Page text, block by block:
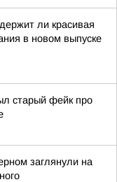
ли красивая
в новом выпуске
старый фейк про
заглянули на